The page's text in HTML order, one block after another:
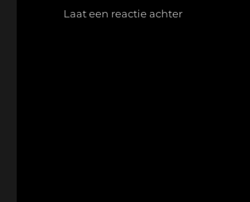
op
Laat een reactie achterop